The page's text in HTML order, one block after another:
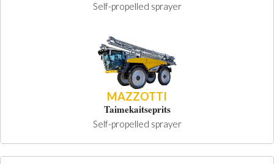
Self-propelled sprayer
MAZZOTTI
Taimekaitseprits
Self-propelled sprayer